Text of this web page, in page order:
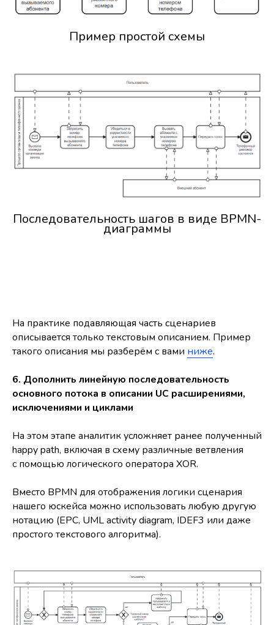
Пример простой схемы
Последовательность шагов в виде BPMN-
диаграммы
На практике подавляющая часть сценариев
описывается только текстовым описанием. Пример
такого описания мы разберём с вами ниже.
6. Дополнить линейную последовательность
основного потока в описании UC расширениями,
исключениями и циклами
На этом этапе аналитик усложняет ранее полученный
happy path, включая в схему различные ветвления
с помощью логического оператора XOR.
Вместо BPMN для отображения логики сценария
нашего юскейса можно использовать любую другую
нотацию (EPC, UML activity diagram, IDEF3 или даже
простого текстового алгоритма).